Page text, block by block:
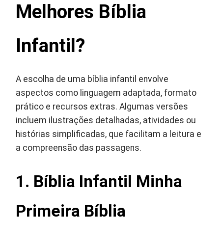
Melhores Bíblia
Infantil?
A escolha de uma bíblia infantil envolve
aspectos como linguagem adaptada, formato
prático e recursos extras. Algumas versões
incluem ilustrações detalhadas, atividades ou
histórias simplificadas, que facilitam a leitura e
a compreensão das passagens.
1. Bíblia Infantil Minha
Primeira Bíblia